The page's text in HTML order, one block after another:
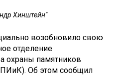
Хинштейн"
возобновило свою
отделение
охраны памятников
Об этом сообщил